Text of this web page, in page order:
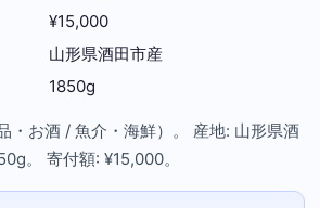
¥15,000
山形県酒田市産
1850g
・お酒 / 魚介・海鮮）。 産地: 山形県酒
。 寄付額: ¥15,000。